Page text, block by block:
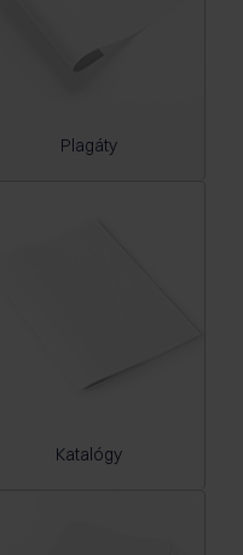
Plagáty
Katalógy